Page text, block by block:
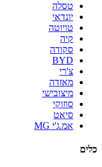
טסלה
יונדאי
טויוטה
קיה
סקודה
BYD
צ'רי
מאזדה
מיצובישי
סוזוקי
סיאט
אמ.ג'י MG
כלים